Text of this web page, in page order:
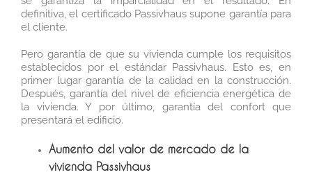
definitiva, el certificado Passivhaus supone garantía para
el cliente.
Pero garantía de que su vivienda cumple los requisitos
establecidos por el estándar Passivhaus. Esto es, en
primer lugar garantía de la calidad en la construcción.
Después, garantía del nivel de eficiencia energética de
la vivienda. Y por último, garantía del confort que
presentará el edificio.
Aumento del valor de mercado de la
vivienda Passivhaus